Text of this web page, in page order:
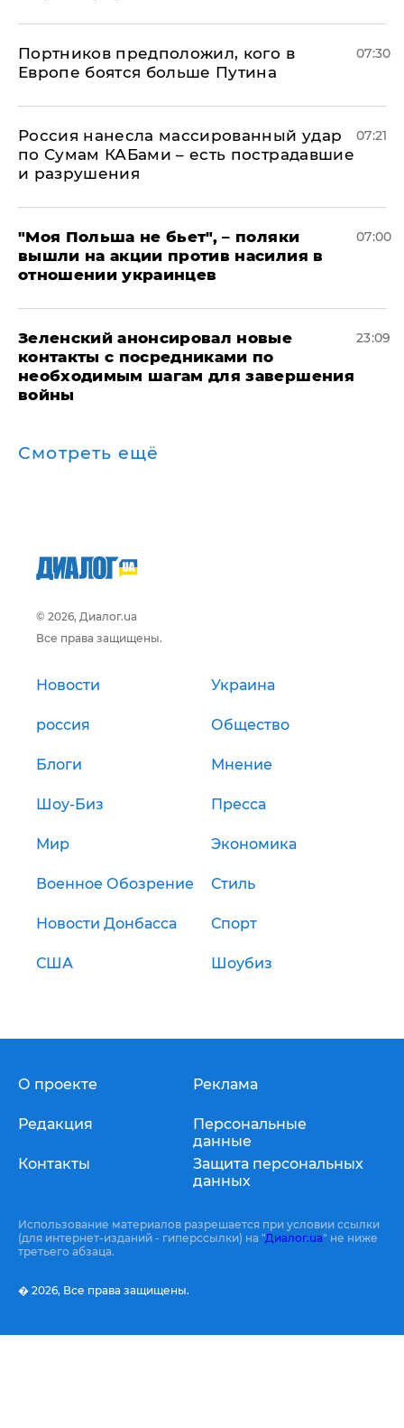
Портников предположил, кого в
Европе боятся больше Путина
07:30
Россия нанесла массированный удар
по Сумам КАБами – есть пострадавшие
и разрушения
07:21
"Моя Польша не бьет", – поляки
вышли на акции против насилия в
отношении украинцев
07:00
Зеленский анонсировал новые
контакты с посредниками по
необходимым шагам для завершения
войны
23:09
Смотреть ещё
© 2026, Диалог.ua
Все права защищены.
Новости Украина
россия Общество
Блоги Мнение
Шоу-Биз Пресса
Мир Экономика
Военное Обозрение Стиль
Новости Донбасса Спорт
США Шоубиз
О проекте
Редакция
Контакты
Реклама
Персональные
данные
Защита персональных
данных
Использование материалов разрешается при условии ссылки
(для интернет-изданий - гиперссылки) на "Диалог.ua" не ниже
третьего абзаца.
� 2026, Все права защищены.